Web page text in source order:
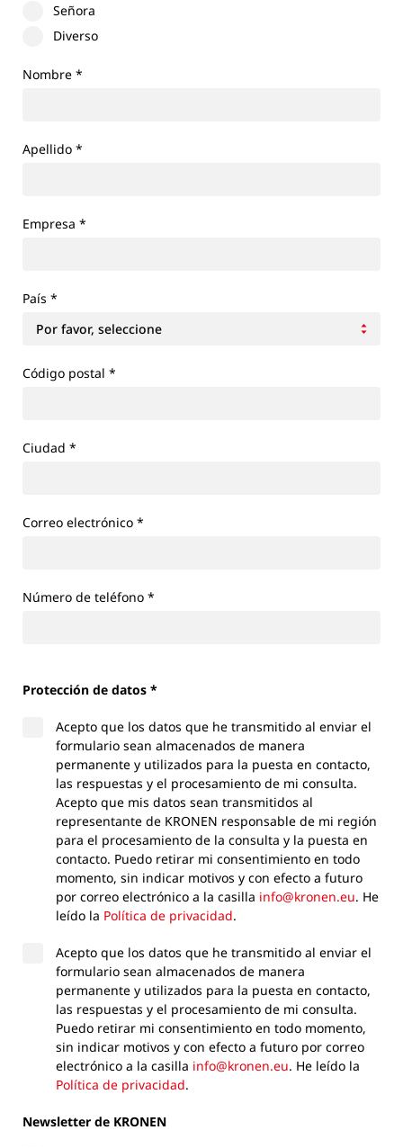
Señora
Diverso
Nombre *
Apellido *
Empresa *
País *
Código postal *
Ciudad *
Correo electrónico *
Número de teléfono *
Protección de datos *
Acepto que los datos que he transmitido al enviar el
formulario sean almacenados de manera
permanente y utilizados para la puesta en contacto,
las respuestas y el procesamiento de mi consulta.
Acepto que mis datos sean transmitidos al
representante de KRONEN responsable de mi región
para el procesamiento de la consulta y la puesta en
contacto. Puedo retirar mi consentimiento en todo
momento, sin indicar motivos y con efecto a futuro
por correo electrónico a la casilla info@kronen.eu. He
leído la Política de privacidad.
Acepto que los datos que he transmitido al enviar el
formulario sean almacenados de manera
permanente y utilizados para la puesta en contacto,
las respuestas y el procesamiento de mi consulta.
Puedo retirar mi consentimiento en todo momento,
sin indicar motivos y con efecto a futuro por correo
electrónico a la casilla info@kronen.eu. He leído la
Política de privacidad.
Newsletter de KRONEN